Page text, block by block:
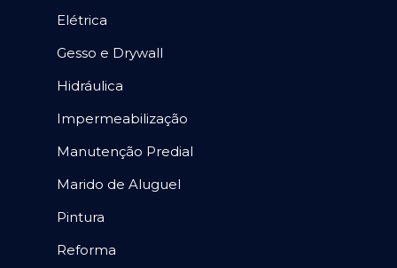
Elétrica
Gesso e Drywall
Hidráulica
Impermeabilização
Manutenção Predial
Marido de Aluguel
Pintura
Reforma